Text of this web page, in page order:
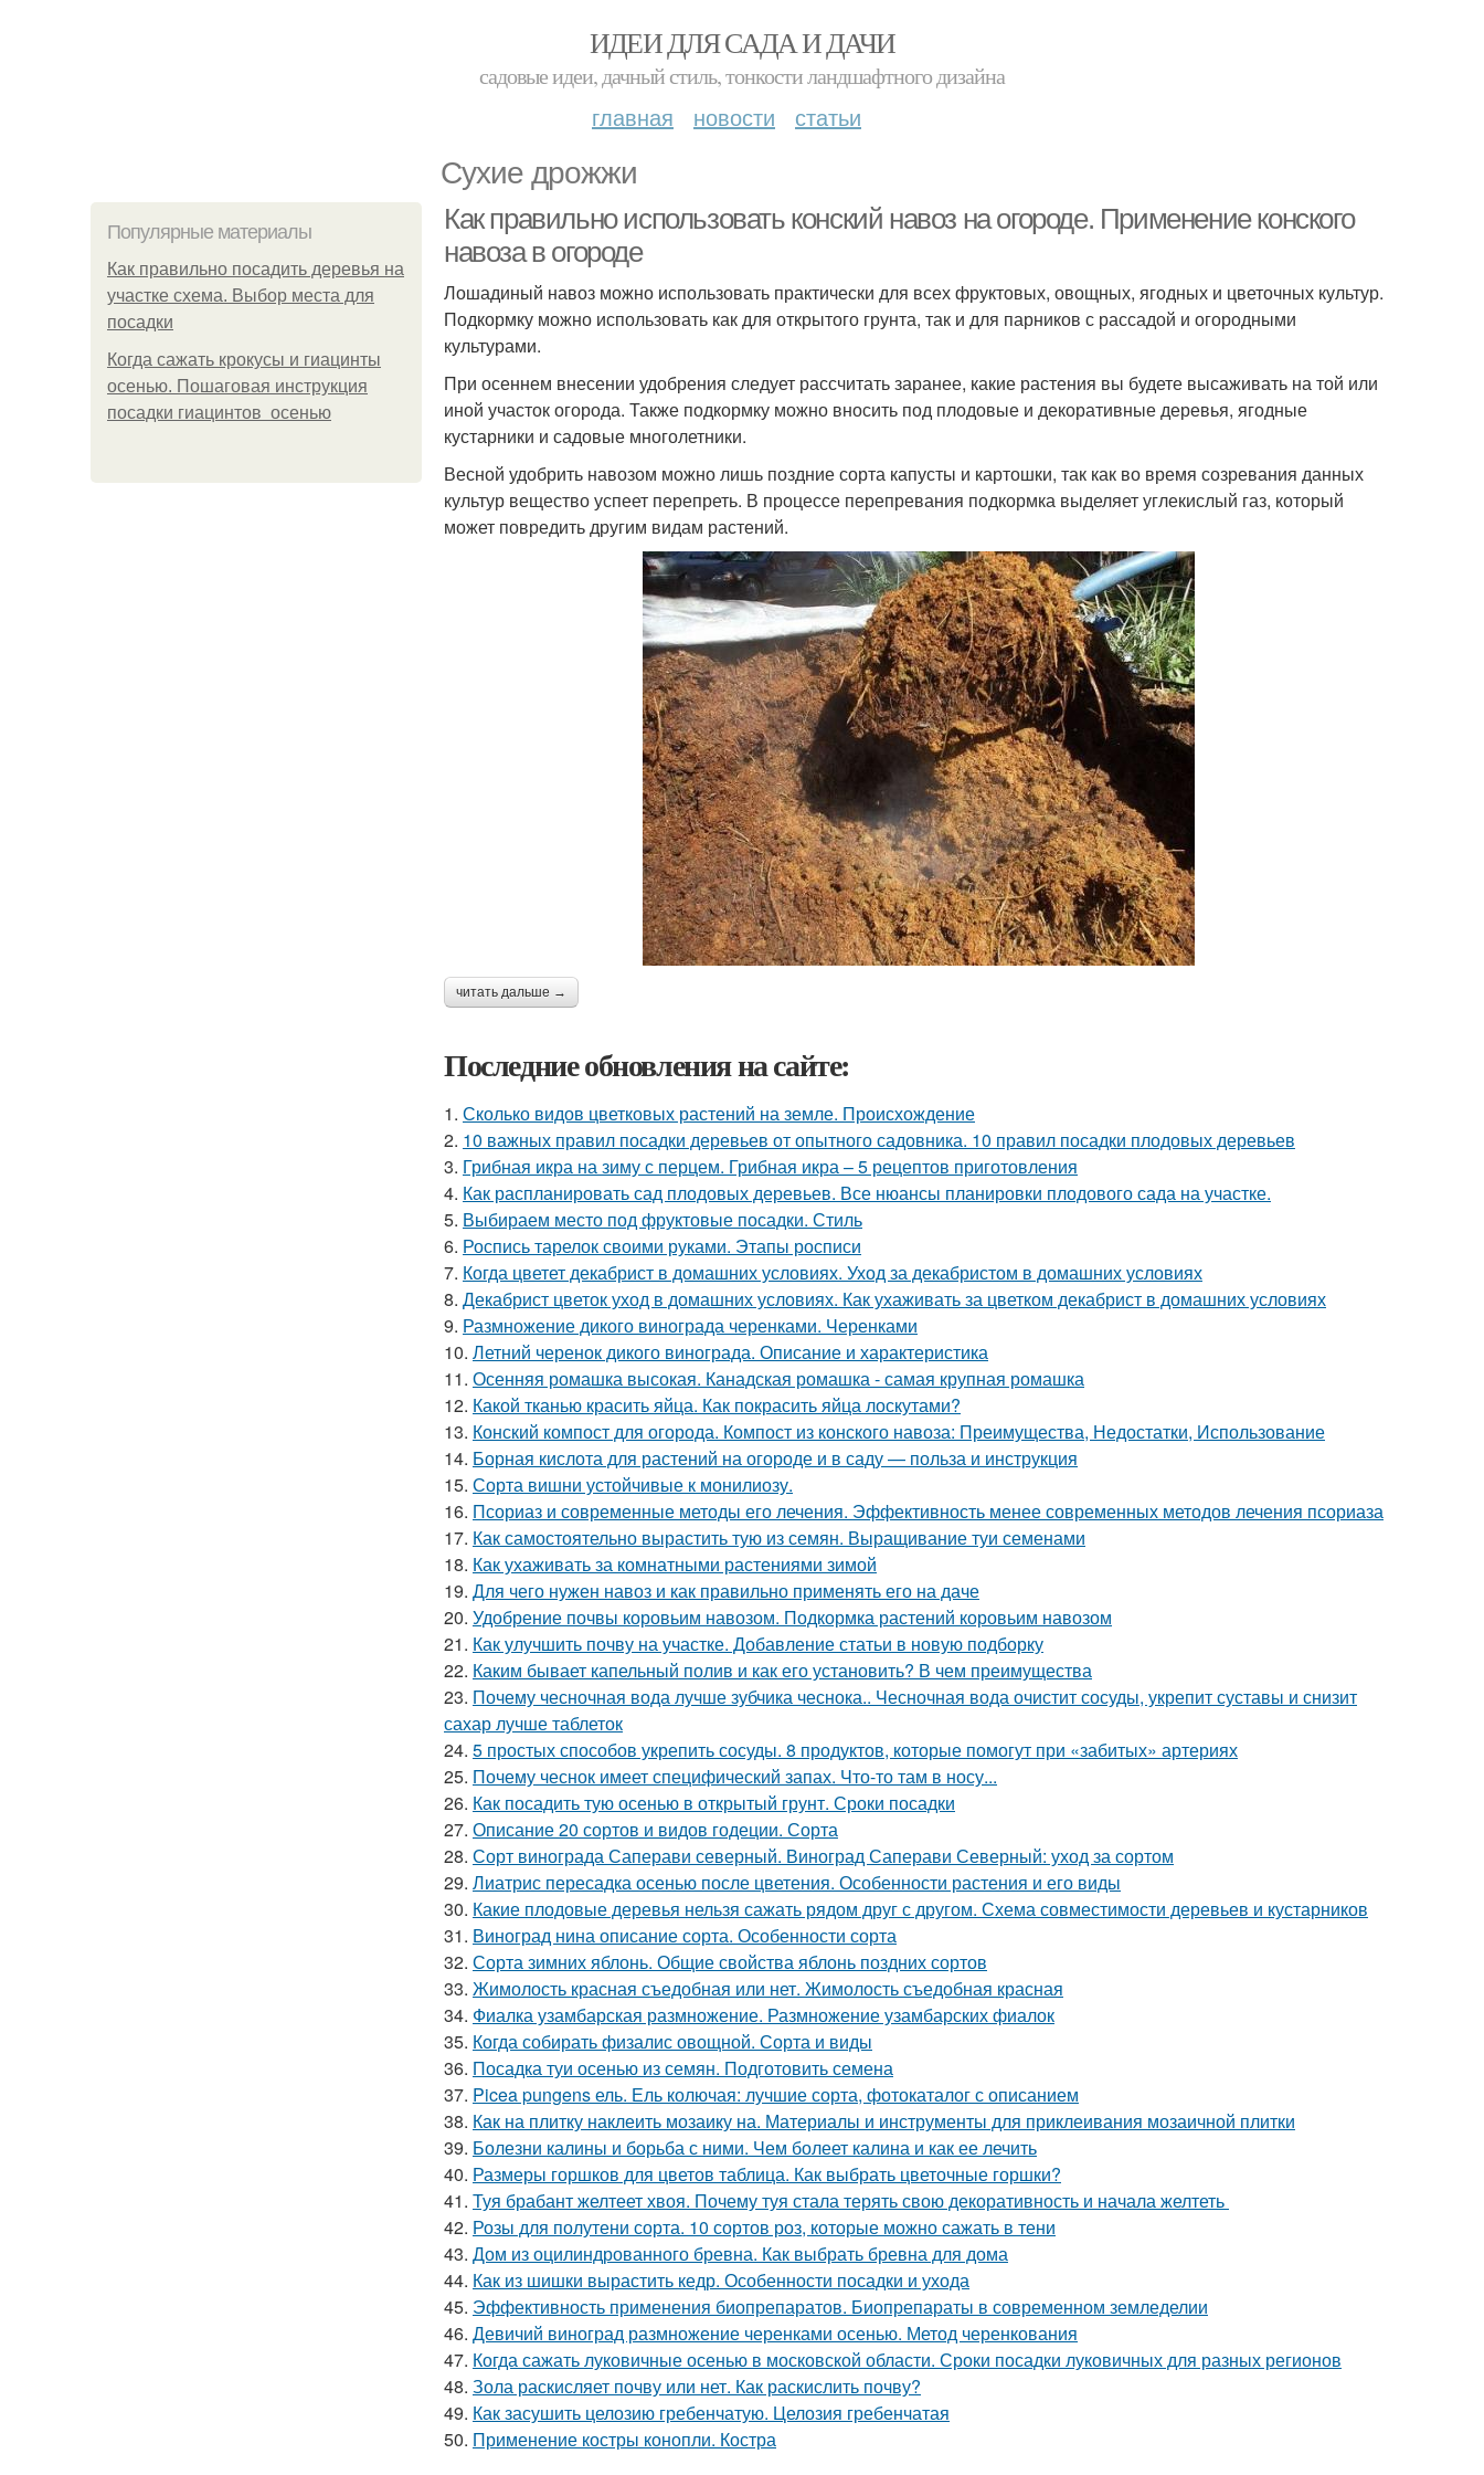
ИДЕИ ДЛЯ САДА И ДАЧИ
садовые идеи, дачный стиль, тонкости ландшафтного дизайна
главная новости статьи
Сухие дрожжи
Популярные материалы
Как правильно посадить деревья на
участке схема. Выбор места для
посадки
Когда сажать крокусы и гиацинты
осенью. Пошаговая инструкция
посадки гиацинтов осенью
Как правильно использовать конский навоз на огороде. Применение конского
навоза в огороде
Лошадиный навоз можно использовать практически для всех фруктовых, овощных, ягодных и цветочных культур.
Подкормку можно использовать как для открытого грунта, так и для парников с рассадой и огородными
культурами.
При осеннем внесении удобрения следует рассчитать заранее, какие растения вы будете высаживать на той или
иной участок огорода. Также подкормку можно вносить под плодовые и декоративные деревья, ягодные
кустарники и садовые многолетники.
Весной удобрить навозом можно лишь поздние сорта капусты и картошки, так как во время созревания данных
культур вещество успеет перепреть. В процессе перепревания подкормка выделяет углекислый газ, который
может повредить другим видам растений.
читать дальше →
Последние обновления на сайте:
1. Сколько видов цветковых растений на земле. Происхождение
2. 10 важных правил посадки деревьев от опытного садовника. 10 правил посадки плодовых деревьев
3. Грибная икра на зиму с перцем. Грибная икра – 5 рецептов приготовления
4. Как распланировать сад плодовых деревьев. Все нюансы планировки плодового сада на участке.
5. Выбираем место под фруктовые посадки. Стиль
6. Роспись тарелок своими руками. Этапы росписи
7. Когда цветет декабрист в домашних условиях. Уход за декабристом в домашних условиях
8. Декабрист цветок уход в домашних условиях. Как ухаживать за цветком декабрист в домашних условиях
9. Размножение дикого винограда черенками. Черенками
10. Летний черенок дикого винограда. Описание и характеристика
11. Осенняя ромашка высокая. Канадская ромашка - самая крупная ромашка
12. Какой тканью красить яйца. Как покрасить яйца лоскутами?
13. Конский компост для огорода. Компост из конского навоза: Преимущества, Недостатки, Использование
14. Борная кислота для растений на огороде и в саду — польза и инструкция
15. Сорта вишни устойчивые к монилиозу.
16. Псориаз и современные методы его лечения. Эффективность менее современных методов лечения псориаза
17. Как самостоятельно вырастить тую из семян. Выращивание туи семенами
18. Как ухаживать за комнатными растениями зимой
19. Для чего нужен навоз и как правильно применять его на даче
20. Удобрение почвы коровьим навозом. Подкормка растений коровьим навозом
21. Как улучшить почву на участке. Добавление статьи в новую подборку
22. Каким бывает капельный полив и как его установить? В чем преимущества
23. Почему чесночная вода лучше зубчика чеснока.. Чесночная вода очистит сосуды, укрепит суставы и снизит
сахар лучше таблеток
24. 5 простых способов укрепить сосуды. 8 продуктов, которые помогут при «забитых» артериях
25. Почему чеснок имеет специфический запах. Что-то там в носу...
26. Как посадить тую осенью в открытый грунт. Сроки посадки
27. Описание 20 сортов и видов годеции. Сорта
28. Сорт винограда Саперави северный. Виноград Саперави Северный: уход за сортом
29. Лиатрис пересадка осенью после цветения. Особенности растения и его виды
30. Какие плодовые деревья нельзя сажать рядом друг с другом. Схема совместимости деревьев и кустарников
31. Виноград нина описание сорта. Особенности сорта
32. Сорта зимних яблонь. Общие свойства яблонь поздних сортов
33. Жимолость красная съедобная или нет. Жимолость съедобная красная
34. Фиалка узамбарская размножение. Размножение узамбарских фиалок
35. Когда собирать физалис овощной. Сорта и виды
36. Посадка туи осенью из семян. Подготовить семена
37. Picea pungens ель. Ель колючая: лучшие сорта, фотокаталог с описанием
38. Как на плитку наклеить мозаику на. Материалы и инструменты для приклеивания мозаичной плитки
39. Болезни калины и борьба с ними. Чем болеет калина и как ее лечить
40. Размеры горшков для цветов таблица. Как выбрать цветочные горшки?
41. Туя брабант желтеет хвоя. Почему туя стала терять свою декоративность и начала желтеть
42. Розы для полутени сорта. 10 сортов роз, которые можно сажать в тени
43. Дом из оцилиндрованного бревна. Как выбрать бревна для дома
44. Как из шишки вырастить кедр. Особенности посадки и ухода
45. Эффективность применения биопрепаратов. Биопрепараты в современном земледелии
46. Девичий виноград размножение черенками осенью. Метод черенкования
47. Когда сажать луковичные осенью в московской области. Сроки посадки луковичных для разных регионов
48. Зола раскисляет почву или нет. Как раскислить почву?
49. Как засушить целозию гребенчатую. Целозия гребенчатая
50. Применение костры конопли. Костра